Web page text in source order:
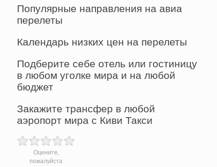
Популярные направления на авиа
перелеты
Календарь низких цен на перелеты
Подберите себе отель или гостиницу
в любом уголке мира и на любой
бюджет
Закажите трансфер в любой
аэропорт мира с Киви Такси
Оцените,
пожалуйста